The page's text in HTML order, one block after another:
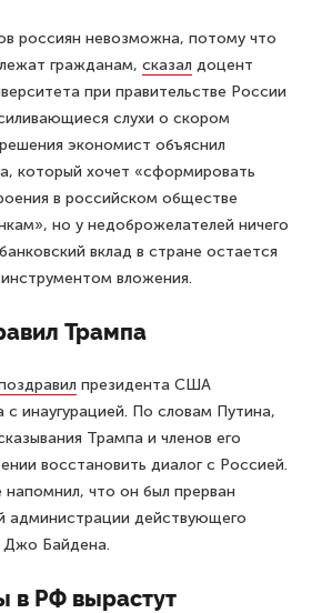
россиян невозможна, потому что
гражданам, сказал доцент
при правительстве России
слухи о скором
экономист объяснил
который хочет «сформировать
в российском обществе
но у недоброжелателей ничего
вклад в стране остается
вложения.
Трампа
президента США
инаугурацией. По словам Путина,
Трампа и членов его
восстановить диалог с Россией.
что он был прерван
администрации действующего
Байдена.
в РФ вырастут